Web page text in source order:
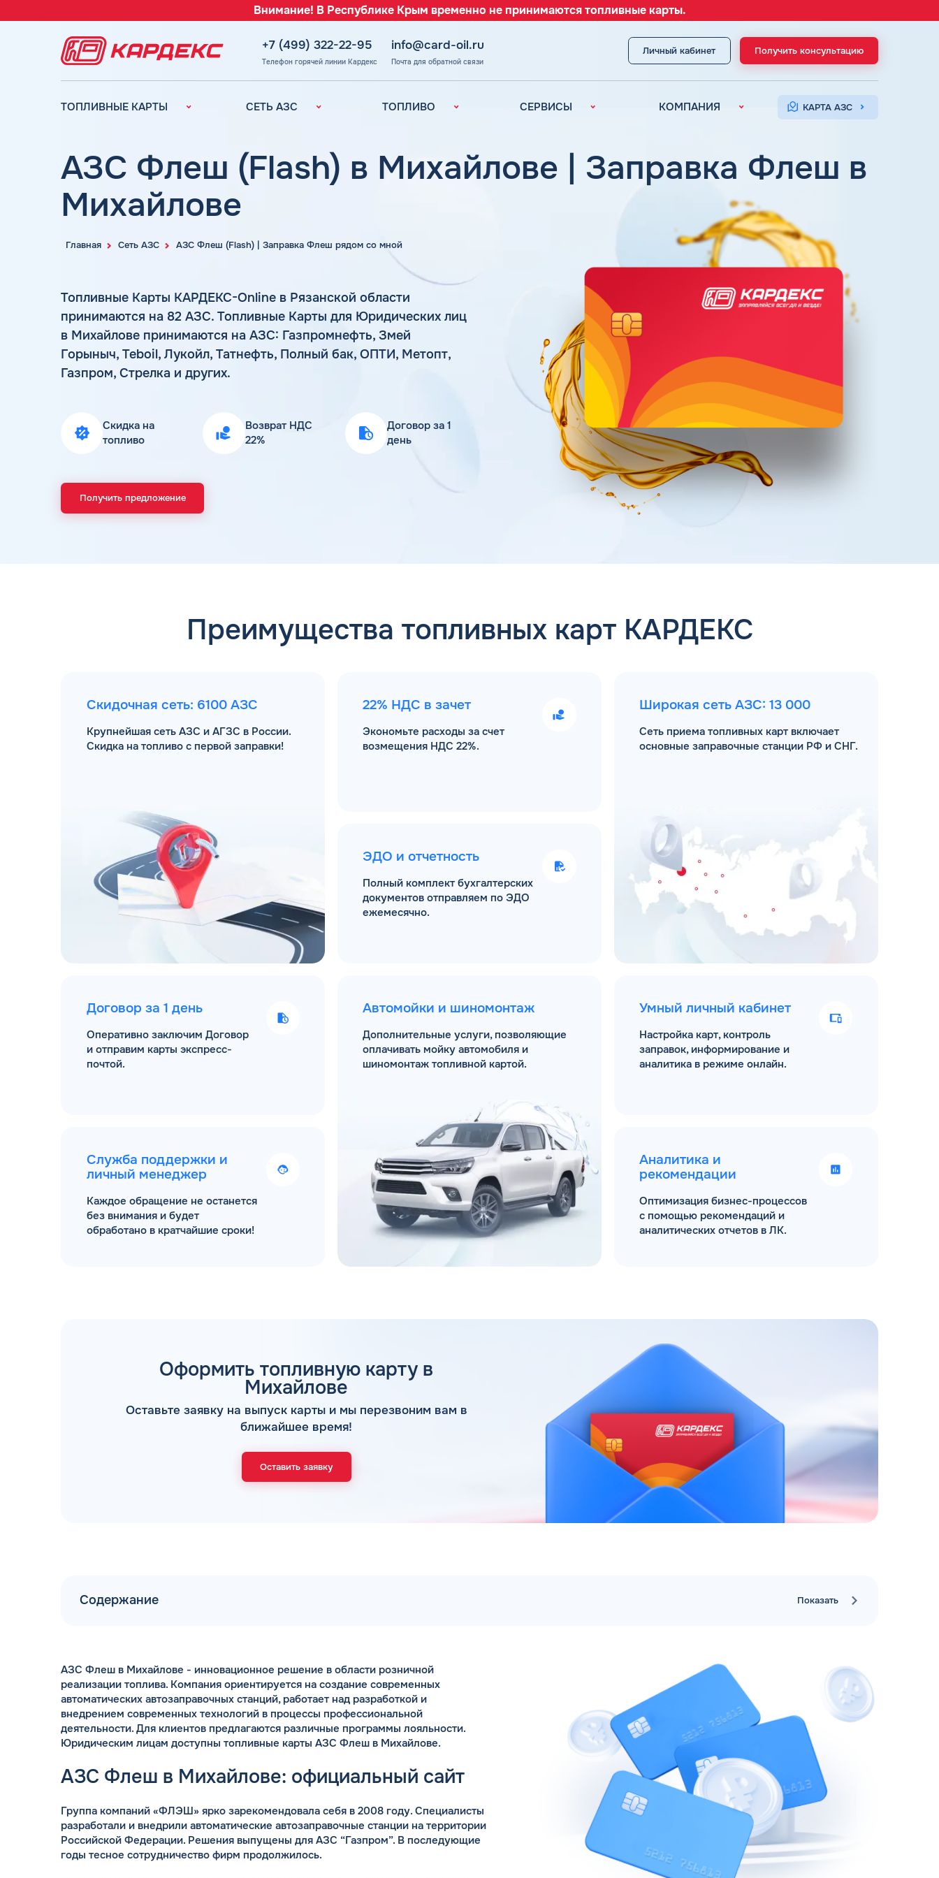
Внимание! В Республике Крым временно не принимаются топливные карты.
+7 (499) 322-22-95
Телефон горячей линии Кардекс
info@card-oil.ru
Почта для обратной связи
Личный кабинет Получить консультацию
ТОПЛИВНЫЕ КАРТЫ
Преимущества
Индивидуальный
Автомойки
СЕТЬ АЗС
АЗС Газпромнефть
АЗС Газпром
АЗС
Нефтьмагистраль
ТОПЛИВО
Бензин
Топливные бренды
Наши города
Калькулятор
расхода топлива
Статьи
СЕРВИСЫ
Документооборот
(ЭДО)
Уведомления об
окончании баланса
КОМПАНИЯ КАРТА АЗС
Главная Сеть АЗС АЗС Флеш (Flash) | Заправка Флеш рядом со мной
АЗС Флеш (Flash) в Михайлове | Заправка Флеш в
Михайлове
Топливные Карты КАРДЕКС-Online в Рязанской области
принимаются на 82 АЗС. Топливные Карты для Юридических лиц
в Михайлове принимаются на АЗС: Газпромнефть, Змей
Горыныч, Teboil, Лукойл, Татнефть, Полный бак, ОПТИ, Метопт,
Газпром, Стрелка и других.
Скидка на
топливо
Возврат НДС
22%
Договор за 1
день
Получить предложение
Преимущества топливных карт КАРДЕКС
Скидочная сеть: 6100 АЗС
Крупнейшая сеть АЗС и АГЗС в России.
Скидка на топливо с первой заправки!
Договор за 1 день
Оперативно заключим Договор
и отправим карты экспресс-
почтой.
Служба поддержки и
личный менеджер
Каждое обращение не останется
без внимания и будет
обработано в кратчайшие сроки!
22% НДС в зачет
Экономьте расходы за счет
возмещения НДС 22%.
ЭДО и отчетность
Полный комплект бухгалтерских
документов отправляем по ЭДО
ежемесячно.
Автомойки и шиномонтаж
Дополнительные услуги, позволяющие
оплачивать мойку автомобиля и
шиномонтаж топливной картой.
Широкая сеть АЗС: 13 000
Сеть приема топливных карт включает
основные заправочные станции РФ и СНГ.
Умный личный кабинет
Настройка карт, контроль
заправок, информирование и
аналитика в режиме онлайн.
Аналитика и
рекомендации
Оптимизация бизнес-процессов
с помощью рекомендаций и
аналитических отчетов в ЛК.
Оформить топливную карту в
Михайлове
Оставьте заявку на выпуск карты и мы перезвоним вам в
ближайшее время!
Оставить заявку
Содержание Показать
АЗС Флеш в Михайлове - инновационное решение в области розничной
реализации топлива. Компания ориентируется на создание современных
автоматических автозаправочных станций, работает над разработкой и
внедрением современных технологий в процессы профессиональной
деятельности. Для клиентов предлагаются различные программы лояльности.
Юридическим лицам доступны топливные карты АЗС Флеш в Михайлове.
АЗС Флеш в Михайлове: официальный сайт
Группа компаний «ФЛЭШ» ярко зарекомендовала себя в 2008 году. Специалисты
разработали и внедрили автоматические автозаправочные станции на территории
Российской Федерации. Решения выпущены для АЗС “Газпром”. В последующие
годы тесное сотрудничество фирм продолжилось.
ТОПЛИВНЫЕ КАРТЫ ДЛЯ ЮР. ЛИЦ И ИП
ДОГОВОР ЗА 5 МИНУТ
мгновенное заключение Договора и выпуск карт в
день обращения
ЗАКАЗАТЬ
ОБРАТНЫЙ ЗВОНОК
Имя*
ОФОРМИТЬ ЗАЯВКУ
Заполняя форму, ясоглашаюсь с обработкой персональных
данных
ЗАВТРА
Мы свяжемся с Вами в ближайшее рабочее время: пн-пт с 9:00 до 18:00 по МСК